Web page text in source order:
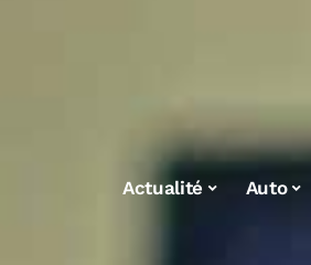
Actualité Auto